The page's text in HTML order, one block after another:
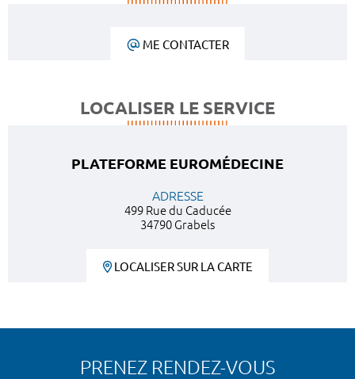
ME CONTACTER
LOCALISER LE SERVICE
PLATEFORME EUROMÉDECINE
ADRESSE
499 Rue du Caducée
34790 Grabels
LOCALISER SUR LA CARTE
PRENEZ RENDEZ-VOUS